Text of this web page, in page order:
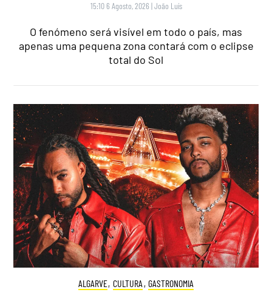
15:10 6 Agosto, 2026 |João Luís
O fenómeno será visível em todo o país, mas
apenas uma pequena zona contará com o eclipse
total do Sol
ALGARVE, CULTURA , GASTRONOMIA